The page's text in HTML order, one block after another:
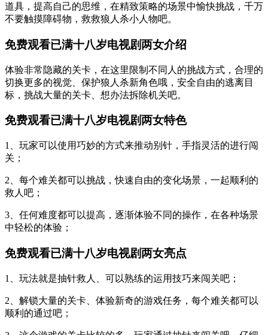
道具，提高自己的思维，在精致策略的场景中愉快挑战，千万
不要触摸障碍物，救救狼人杀小人物吧。
免费观看已满十八岁电视剧两女介绍
体验非常隐藏的关卡，在这里限制不同人的挑战方式，合理的
切换更多的视觉、保护狼人杀新角色哦，安全自由的逃离目
标，挑战大量的关卡、想办法拆除机关吧。
免费观看已满十八岁电视剧两女特色
1、玩家可以使用巧妙的方式来推动别针，手指灵活的进行闯
关；
2、每个难关都可以挑战，快速自由的变化场景，一起顺利的
救人吧；
3、任何难度都可以提高，逐渐体验不同的操作，在各种场景
中轻松的体验；
免费观看已满十八岁电视剧两女亮点
1、玩法就是抽针救人、可以熟练的运用技巧来闯关吧；
2、解锁大量的关卡、体验新奇的游戏任务，每个难关都可以
顺利的通过吧；